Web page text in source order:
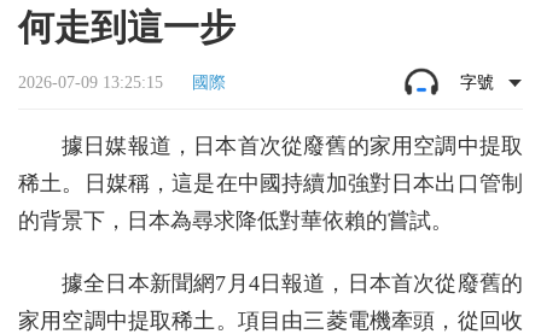
何走到這一步
2026-07-09 13:25:15 國際 字號
據日媒報道，日本首次從廢舊的家用空調中提取
稀土。日媒稱，這是在中國持續加強對日本出口管制
的背景下，日本為尋求降低對華依賴的嘗試。
據全日本新聞網7月4日報道，日本首次從廢舊的
家用空調中提取稀土。項目由三菱電機牽頭，從回收